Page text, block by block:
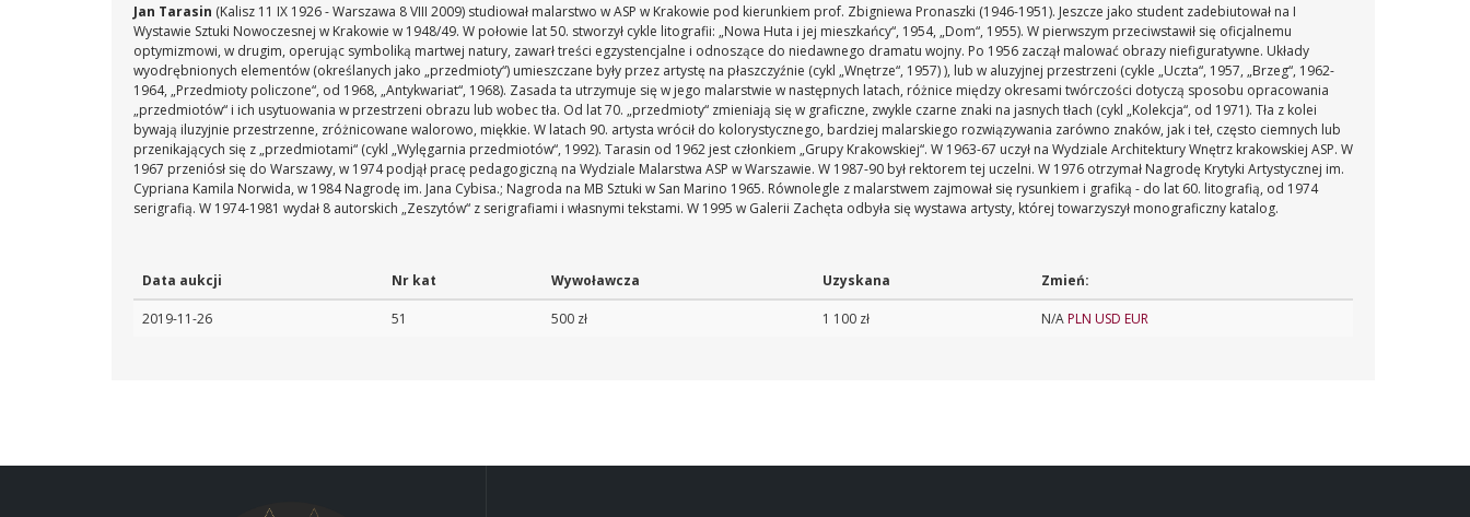
Jan Tarasin (Kalisz 11 IX 1926 - Warszawa 8 VIII 2009) studiował malarstwo w ASP w Krakowie pod kierunkiem prof. Zbigniewa Pronaszki (1946-1951). Jeszcze jako student zadebiutował na I
Wystawie Sztuki Nowoczesnej w Krakowie w 1948/49. W połowie lat 50. stworzył cykle litografii: „Nowa Huta i jej mieszkańcy“, 1954, „Dom“, 1955). W pierwszym przeciwstawił się oficjalnemu
optymizmowi, w drugim, operując symboliką martwej natury, zawarł treści egzystencjalne i odnoszące do niedawnego dramatu wojny. Po 1956 zaczął malować obrazy niefiguratywne. Układy
wyodrębnionych elementów (określanych jako „przedmioty“) umieszczane były przez artystę na płaszczyźnie (cykl „Wnętrze“, 1957) ), lub w aluzyjnej przestrzeni (cykle „Uczta“, 1957, „Brzeg“, 1962-
1964, „Przedmioty policzone“, od 1968, „Antykwariat“, 1968). Zasada ta utrzymuje się w jego malarstwie w następnych latach, różnice między okresami twórczości dotyczą sposobu opracowania
„przedmiotów“ i ich usytuowania w przestrzeni obrazu lub wobec tła. Od lat 70. „przedmioty“ zmieniają się w graficzne, zwykle czarne znaki na jasnych tłach (cykl „Kolekcja“, od 1971). Tła z kolei
bywają iluzyjnie przestrzenne, zróżnicowane walorowo, miękkie. W latach 90. artysta wrócił do kolorystycznego, bardziej malarskiego rozwiązywania zarówno znaków, jak i teł, często ciemnych lub
przenikających się z „przedmiotami“ (cykl „Wylęgarnia przedmiotów“, 1992). Tarasin od 1962 jest członkiem „Grupy Krakowskiej“. W 1963-67 uczył na Wydziale Architektury Wnętrz krakowskiej ASP. W
1967 przeniósł się do Warszawy, w 1974 podjął pracę pedagogiczną na Wydziale Malarstwa ASP w Warszawie. W 1987-90 był rektorem tej uczelni. W 1976 otrzymał Nagrodę Krytyki Artystycznej im.
Cypriana Kamila Norwida, w 1984 Nagrodę im. Jana Cybisa.; Nagroda na MB Sztuki w San Marino 1965. Równolegle z malarstwem zajmował się rysunkiem i grafiką - do lat 60. litografią, od 1974
serigrafią. W 1974-1981 wydał 8 autorskich „Zeszytów“ z serigrafiami i własnymi tekstami. W 1995 w Galerii Zachęta odbyła się wystawa artysty, której towarzyszył monograficzny katalog.
Data aukcji Nr kat Wywoławcza Uzyskana Zmień:
2019-11-26 51 500 zł 1 100 zł N/APLN USD EUR